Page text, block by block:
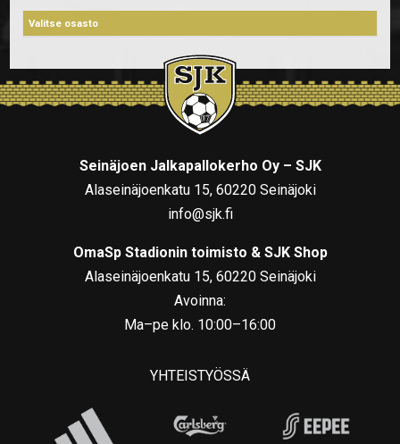
Seinäjoen Jalkapallokerho Oy – SJK
Alaseinäjoenkatu 15, 60220 Seinäjoki
info@sjk.fi
OmaSp Stadionin toimisto & SJK Shop
Alaseinäjoenkatu 15, 60220 Seinäjoki
Avoinna:
Ma–pe klo. 10:00–16:00
YHTEISTYÖSSÄ